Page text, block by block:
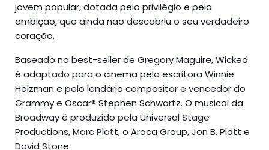
jovem popular, dotada pelo privilégio e pela
ambição, que ainda não descobriu o seu verdadeiro
coração.
Baseado no best-seller de Gregory Maguire, Wicked
é adaptado para o cinema pela escritora Winnie
Holzman e pelo lendário compositor e vencedor do
Grammy e Oscar® Stephen Schwartz. O musical da
Broadway é produzido pela Universal Stage
Productions, Marc Platt, o Araca Group, Jon B. Platt e
David Stone.